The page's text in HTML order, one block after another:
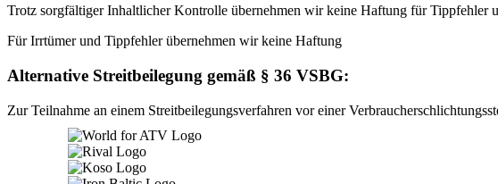
Trotz sorgfältiger Inhaltlicher Kontrolle übernehmen wir keine Haftung für Tippfehler
Für Irrtümer und Tippfehler übernehmen wir keine Haftung
Alternative Streitbeilegung gemäß § 36 VSBG:
Zur Teilnahme an einem Streitbeilegungsverfahren vor einer